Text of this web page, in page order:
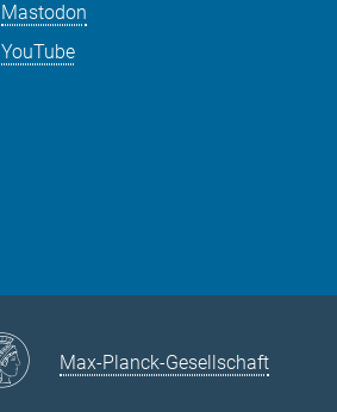
Mastodon
YouTube
Max-Planck-Gesellschaft